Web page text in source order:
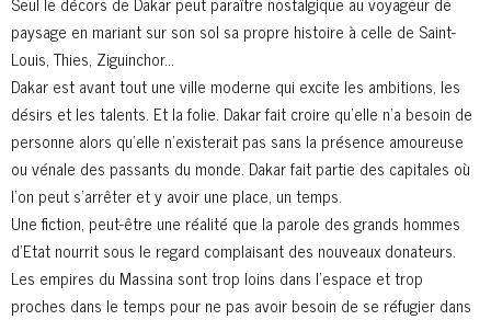
paysage en mariant sur son sol sa propre histoire à celle de Saint-
Louis, Thies, Ziguinchor…
Dakar est avant tout une ville moderne qui excite les ambitions, les
désirs et les talents. Et la folie. Dakar fait croire qu’elle n’a besoin de
personne alors qu’elle n’existerait pas sans la présence amoureuse
ou vénale des passants du monde. Dakar fait partie des capitales où
l’on peut s’arrêter et y avoir une place, un temps.
Une fiction, peut-être une réalité que la parole des grands hommes
d’Etat nourrit sous le regard complaisant des nouveaux donateurs.
Les empires du Massina sont trop loins dans l’espace et trop
proches dans le temps pour ne pas avoir besoin de se réfugier dans